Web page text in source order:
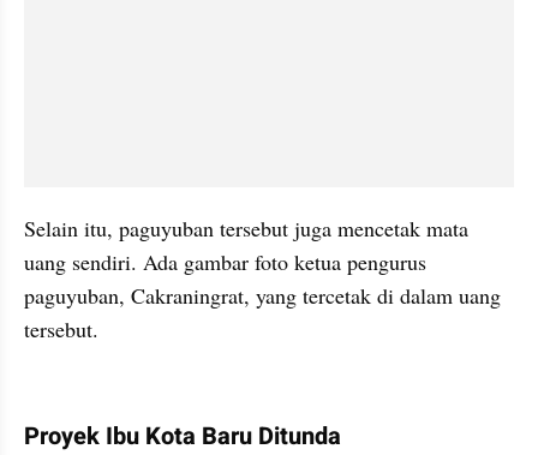
Selain itu, paguyuban tersebut juga mencetak mata
uang sendiri. Ada gambar foto ketua pengurus
paguyuban, Cakraningrat, yang tercetak di dalam uang
tersebut.
Proyek Ibu Kota Baru Ditunda